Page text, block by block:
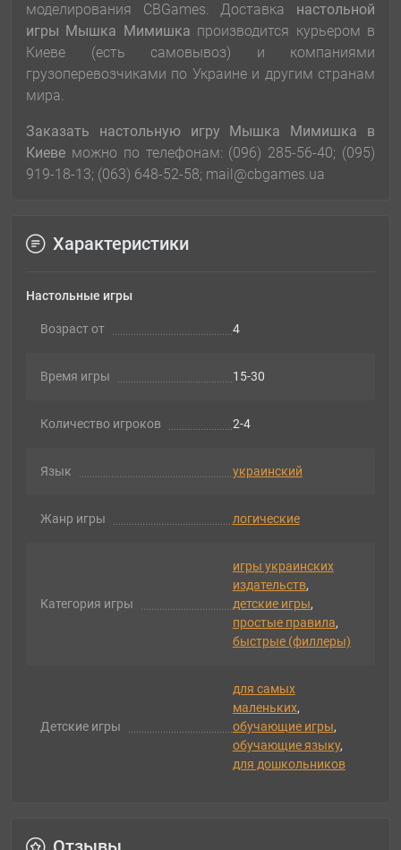
моделирования CBGames. Доставка настольной
игры Мышка Мимишка производится курьером в
Киеве (есть самовывоз) и компаниями
грузоперевозчиками по Украине и другим странам
мира.
Заказать настольную игру Мышка Мимишка в
Киеве можно по телефонам: (096) 285-56-40; (095)
919-18-13; (063) 648-52-58; mail@cbgames.ua
Характеристики
Настольные игры
Возраст от 4
Время игры 15-30
Количество игроков 2-4
Язык украинский
Жанр игры логические
Категория игры
игры украинских
издательств,
детские игры,
простые правила,
быстрые (филлеры)
Детские игры
для самых
маленьких,
обучающие игры,
обучающие языку,
для дошкольников